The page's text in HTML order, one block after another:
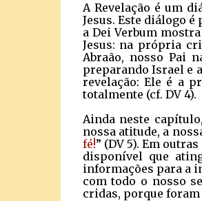
A Revelação é um
Jesus. Este diálogo
a Dei Verbum
Jesus: na própria
Abraão, nosso Pai
preparando Israel e
revelação: Ele é a
totalmente (cf. DV 4).
Ainda neste
nossa atitude, a
fé!” (DV 5). Em
disponível que
informações para a
com todo o nosso
cridas, porque foram